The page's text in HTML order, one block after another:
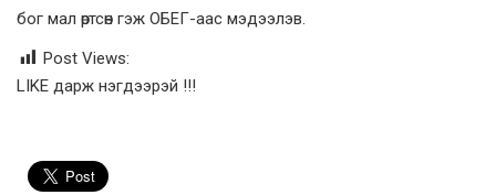
бог мал өртсөн гэж ОБЕГ-аас мэдээлэв.
Post Views:
LIKE дарж нэгдээрэй !!!